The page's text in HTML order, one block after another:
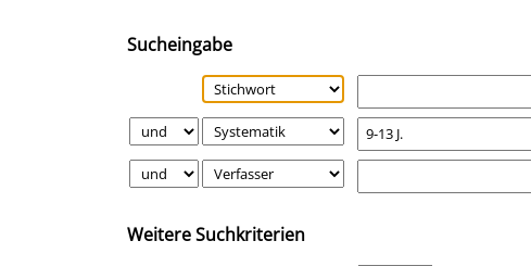
Sucheingabe
Weitere Suchkriterien